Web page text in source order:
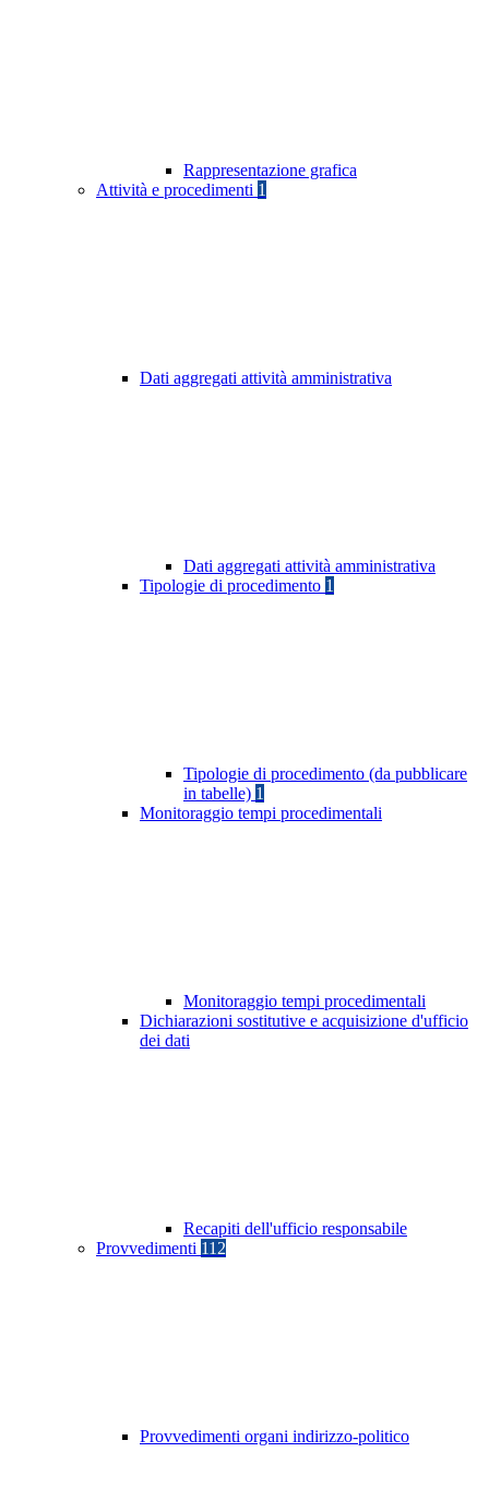
Rappresentazione grafica
Attività e procedimenti 1
Dati aggregati attività amministrativa
Dati aggregati attività amministrativa
Tipologie di procedimento 1
Tipologie di procedimento (da pubblicare
in tabelle) 1
Monitoraggio tempi procedimentali
Monitoraggio tempi procedimentali
Dichiarazioni sostitutive e acquisizione d'ufficio
dei dati
Recapiti dell'ufficio responsabile
Provvedimenti 112
Provvedimenti organi indirizzo-politico